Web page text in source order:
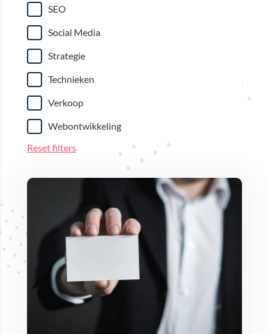
SEO
Social Media
Strategie
Technieken
Verkoop
Webontwikkeling
Reset filters